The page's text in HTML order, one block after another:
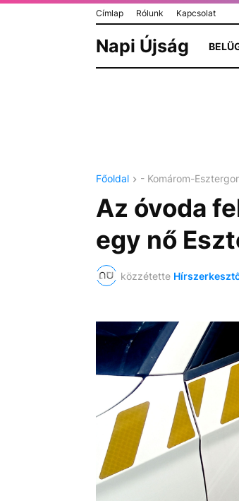
Címlap Rólunk Kapcsolat
Napi Újság
Főoldal - Komárom-
Az óvoda
egy nő
közzétette